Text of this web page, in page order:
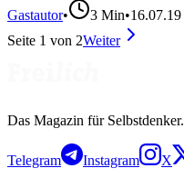
Gastautor• 3 Min•16.07.19
Seite 1 von 2Weiter
Das Magazin für Selbstdenker.
Telegram Instagram X